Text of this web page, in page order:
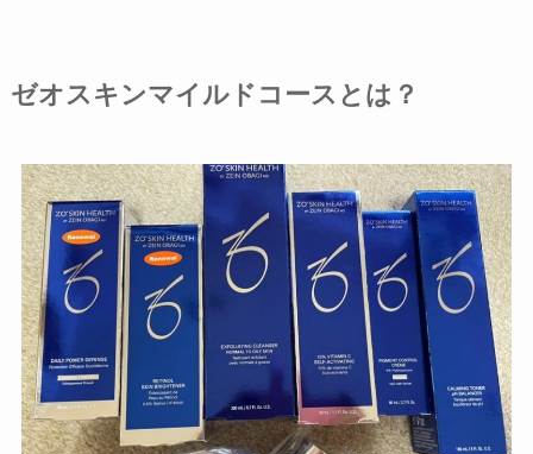
ゼオスキンマイルドコースとは？